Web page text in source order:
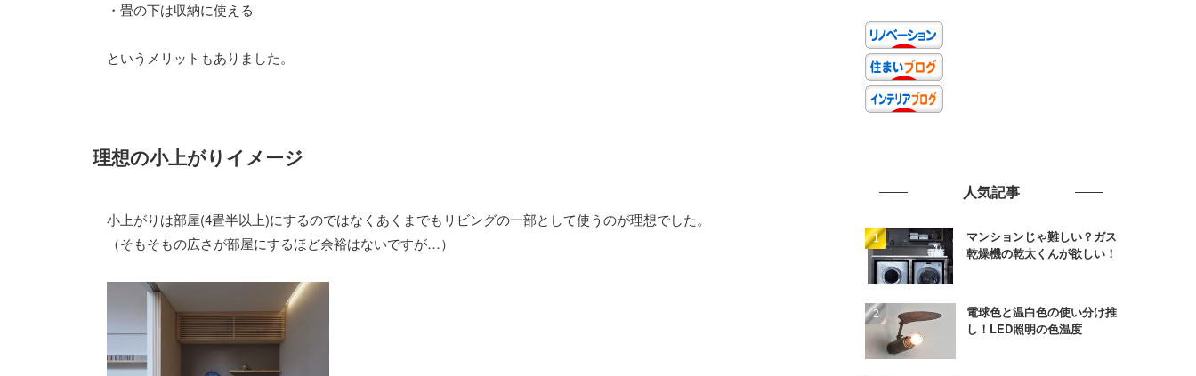
・畳の下は収納に使える
というメリットもありました。
理想の小上がりイメージ
小上がりは部屋(4畳半以上)にするのではなくあくまでもリビングの一部として使うのが理想でした。
（そもそもの広さが部屋にするほど余裕はないですが…）
人気記事
マンションじゃ難しい？ガス
乾燥機の乾太くんが欲しい！
電球色と温白色の使い分け推
し！LED照明の色温度